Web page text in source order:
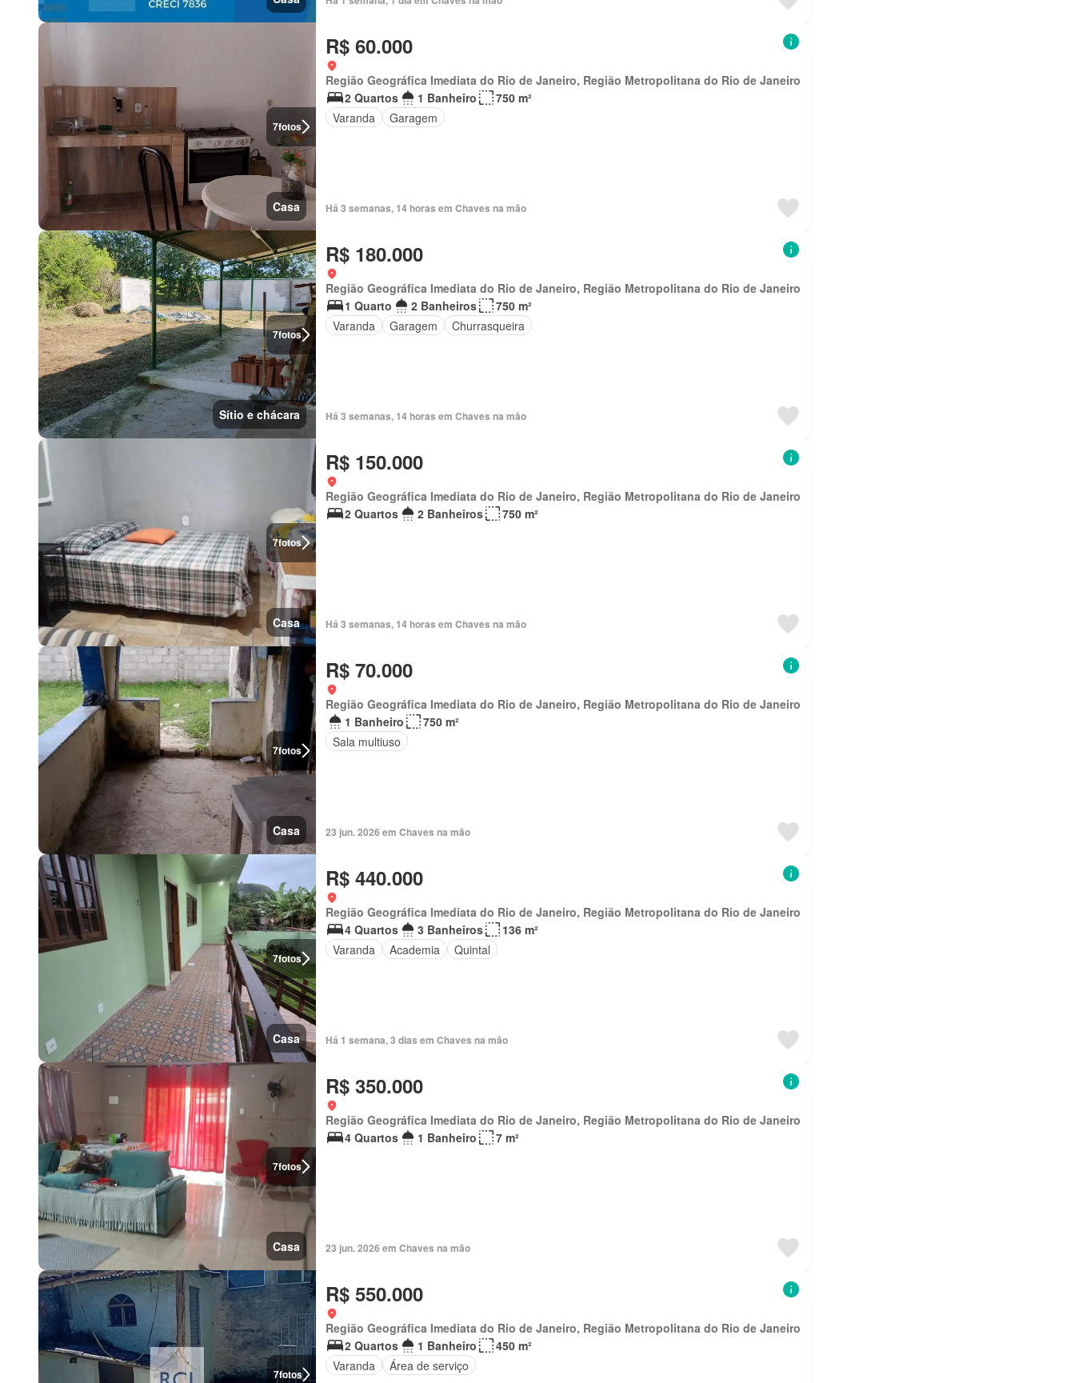
7fotos
Casa
R$ 60.000
Região Geográfica Imediata do Rio de Janeiro, Região Metropolitana do Rio de Janeiro
2 Quartos
1 Banheiro
750 m²
Varanda
Garagem
Há 3 semanas, 14 horas em Chaves na mão
7fotos
Sítio e chácara
R$ 180.000
Região Geográfica Imediata do Rio de Janeiro, Região Metropolitana do Rio de Janeiro
1 Quarto
2 Banheiros
750 m²
Varanda
Garagem Churrasqueira
Há 3 semanas, 14 horas em Chaves na mão
7fotos
Casa
R$ 150.000
Região Geográfica Imediata do Rio de Janeiro, Região Metropolitana do Rio de Janeiro
2 Quartos
2 Banheiros 750 m²
Há 3 semanas, 14 horas em Chaves na mão
7fotos
Casa
R$ 70.000
Região Geográfica Imediata do Rio de Janeiro, Região Metropolitana do Rio de Janeiro
1 Banheiro
750 m²
Sala multiuso
23 jun. 2026 em Chaves na mão
7fotos
Casa
R$ 440.000
Região Geográfica Imediata do Rio de Janeiro, Região Metropolitana do Rio de Janeiro
4 Quartos
3 Banheiros
136 m²
Varanda
Academia Quintal
Há 1 semana, 3 dias em Chaves na mão
7fotos
Casa
R$ 350.000
Região Geográfica Imediata do Rio de Janeiro, Região Metropolitana do Rio de Janeiro
4 Quartos
1 Banheiro 7 m²
23 jun. 2026 em Chaves na mão
7fotos
R$ 550.000
Região Geográfica Imediata do Rio de Janeiro, Região Metropolitana do Rio de Janeiro
2 Quartos
1 Banheiro
450 m²
Varanda
Área de serviço